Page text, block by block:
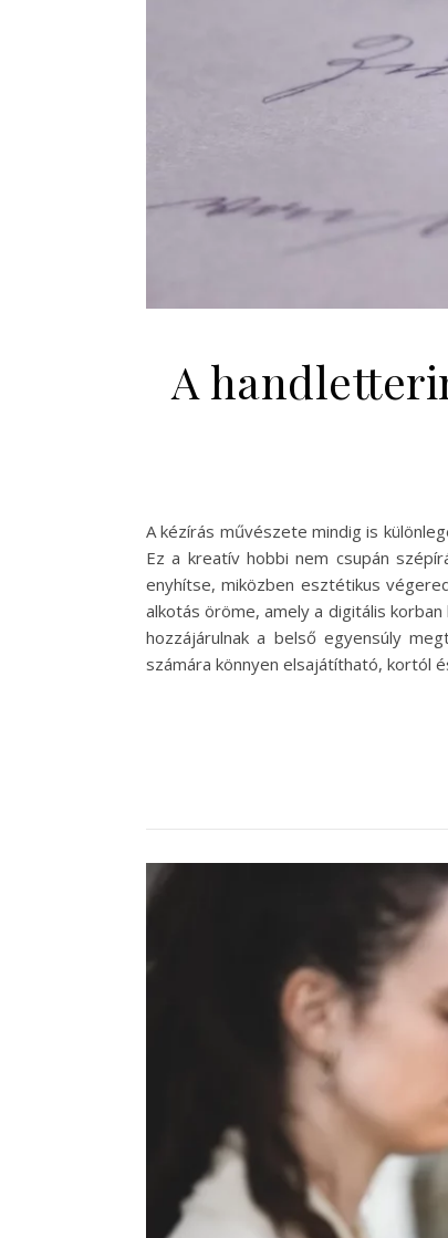
A
A kézírás művészete mindig is
Ez a kreatív hobbi nem csupán
enyhítse, miközben esztétikus
alkotás öröme, amely a digitális
hozzájárulnak a belső egyensúly
számára könnyen elsajátítható, kortól